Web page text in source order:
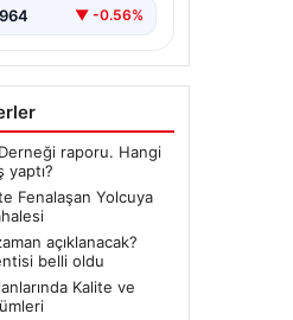
▼ -0.56%
raporu. Hangi
yaptı?
Fenalaşan Yolcuya
açıklanacak?
belli oldu
Kalite ve